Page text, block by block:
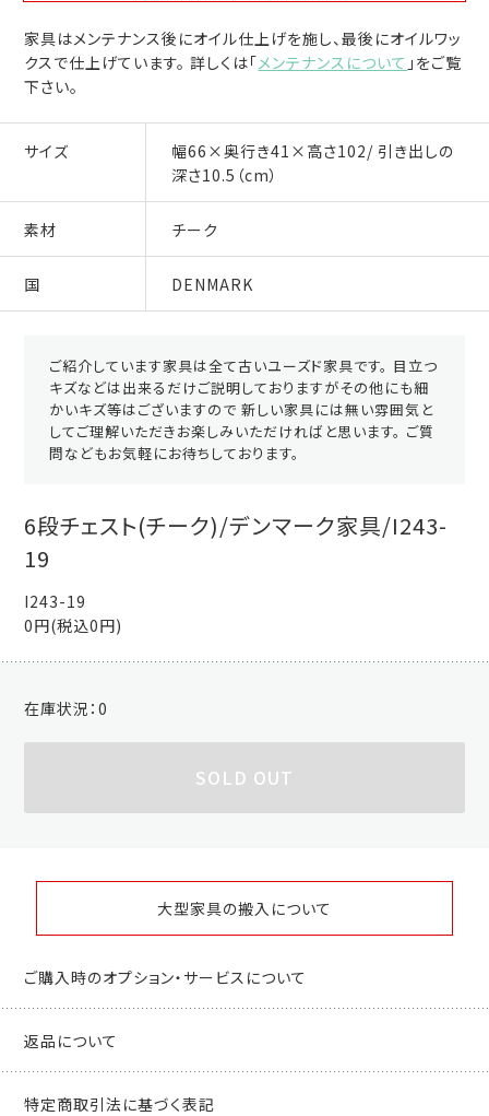
家具はメンテナンス後にオイル仕上げを施し、最後にオイルワッ
クスで仕上げています。 詳しくは「メンテナンスについて 」をご覧
下さい。
サイズ
幅66×奥行き41×高さ102/ 引き出しの
深さ10.5（cm）
素材 チーク
国 DENMARK
ご紹介しています家具は全て古いユーズド家具です。 目立つ
キズなどは出来るだけご説明しておりますがその他にも細
かいキズ等はございますので 新しい家具には無い雰囲気と
してご理解いただきお楽しみいただければと思います。 ご質
問などもお気軽にお待ちしております。
6段チェスト(チーク)/デンマーク家具/I243-
19
I243-19
0円(税込0円)
在庫状況：0
SOLD OUT
大型家具の搬入について
ご購入時のオプション・サービスについて
返品について
特定商取引法に基づく表記